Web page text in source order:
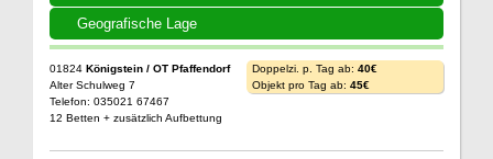
Geografische Lage
01824 Königstein / OT Pfaffendorf
Alter Schulweg 7
Telefon: 035021 67467
12 Betten + zusätzlich Aufbettung
Doppelzi. p. Tag ab: 40€
Objekt pro Tag ab: 45€